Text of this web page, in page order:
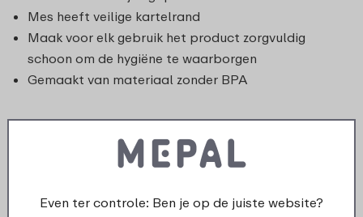
Mes heeft veilige kartelrand
Maak voor elk gebruik het product zorgvuldig
schoon om de hygiëne te waarborgen
Gemaakt van materiaal zonder BPA
Even ter controle: Ben je op de juiste website?